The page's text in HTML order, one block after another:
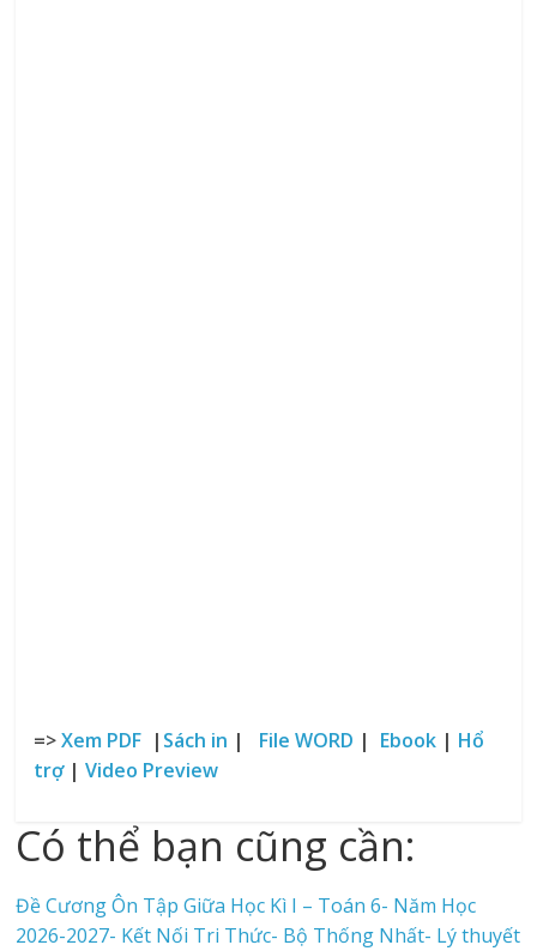
=>Xem PDF | Sách in | File WORD | Ebook | Hổ
trợ|Video Preview
Có thể bạn cũng cần:
Đề Cương Ôn Tập Giữa Học Kì I – Toán 6- Năm Học
2026-2027- Kết Nối Tri Thức- Bộ Thống Nhất- Lý thuyết